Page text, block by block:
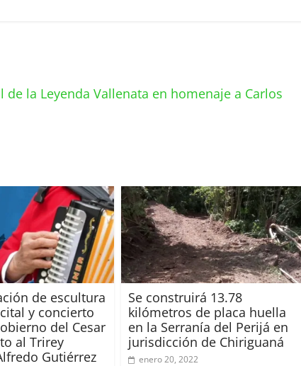
la Leyenda Vallenata en homenaje a Carlos
de escultura
y concierto
del Cesar
al Trirey
Gutiérrez
Se construirá 13.78
kilómetros de placa huella
en la Serranía del Perijá en
jurisdicción de Chiriguaná
enero 20, 2022